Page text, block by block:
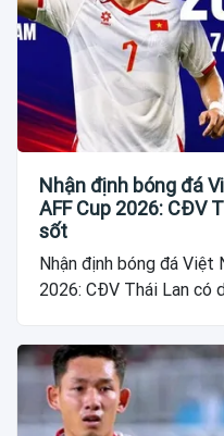
Nhận định bóng đá
AFF Cup 2026: CĐV
sốt
Nhận định bóng đá Việt
2026: CĐV Thái Lan có